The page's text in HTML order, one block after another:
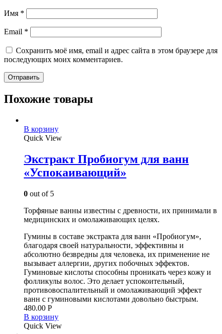
Имя *
Email *
Сохранить моё имя, email и адрес сайта в этом браузере для
последующих моих комментариев.
Похожие товары
В корзину
Quick View
Экстракт Пробиогум для ванн
«Успокаивающий»
0 out of 5
Торфяные ванны известны с древности, их принимали в
медицинских и омолаживающих целях.
Гумины в составе экстракта для ванн «Пробиогум»,
благодаря своей натуральности, эффективны и
абсолютно безвредны для человека, их применение не
вызывает аллергии, других побочных эффектов.
Гуминовые кислоты способны проникать через кожу и
фолликулы волос. Это делает успокоительный,
противовоспалительный и омолаживающий эффект
ванн с гуминовыми кислотами довольно быстрым.
480.00 Р
В корзину
Quick View